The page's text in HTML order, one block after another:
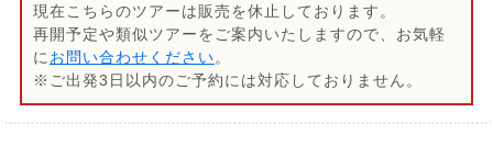
現在こちらのツアーは販売を休止しております。
再開予定や類似ツアーをご案内いたしますので、お気軽
に お問い合わせください。
※ご出発3日以内のご予約には対応しておりません。